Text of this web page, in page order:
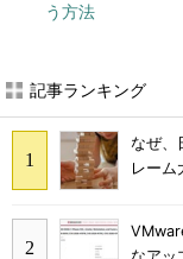
う方法
記事ランキング
なぜ、
レーム